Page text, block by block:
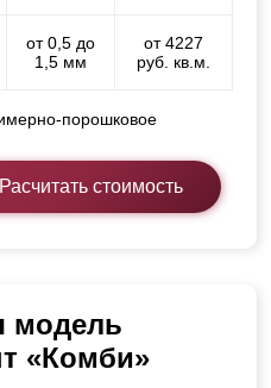
от 0,5 до
1,5 мм
от 4227
руб. кв.м.
порошковое
Расчитать стоимость
модель
«Комби»